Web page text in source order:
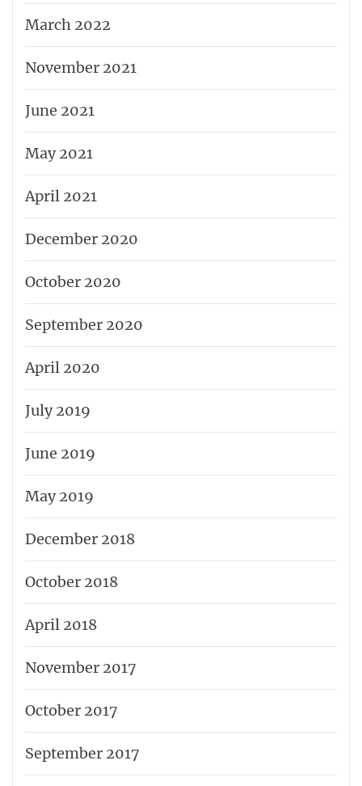
March 2022
November 2021
June 2021
May 2021
April 2021
December 2020
October 2020
September 2020
April 2020
July 2019
June 2019
May 2019
December 2018
October 2018
April 2018
November 2017
October 2017
September 2017